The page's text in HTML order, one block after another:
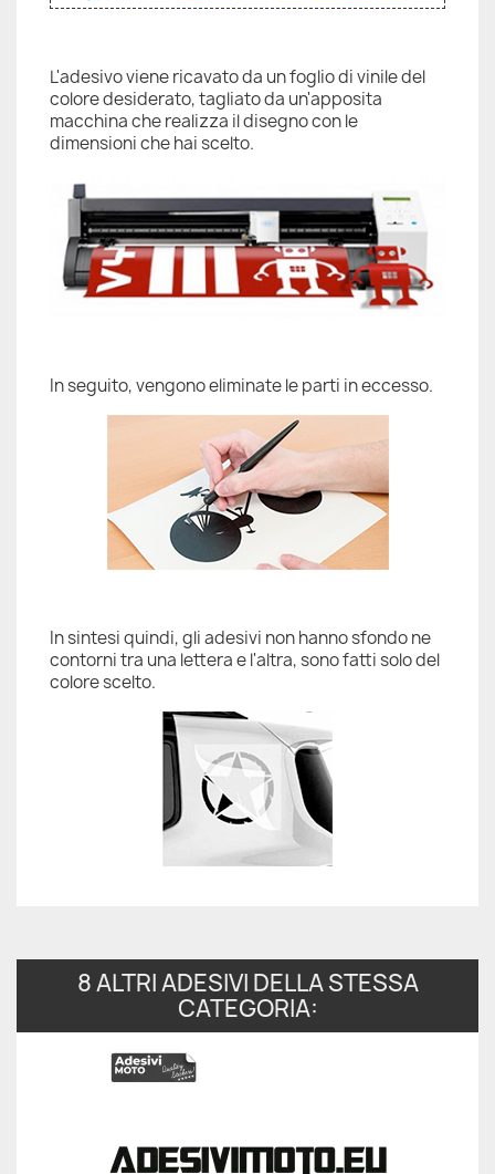
L'adesivo viene ricavato da un foglio di vinile del
colore desiderato, tagliato da un'apposita
macchina che realizza il disegno con le
dimensioni che hai scelto.
In seguito, vengono eliminate le parti in eccesso.
In sintesi quindi, gli adesivi non hanno sfondo ne
contorni tra una lettera e l'altra, sono fatti solo del
colore scelto.
8 ALTRI ADESIVI DELLA STESSA
CATEGORIA: